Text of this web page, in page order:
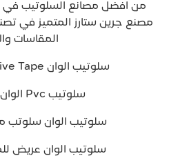
من افضل مصانع السلوتيب في
مصنع جرين ستارز المتميز في
المقاسات
سلوتيب الوان Colored Adhesive Tape
سلوتيب Pvc الوان بي في سي
سلوتيب الوان سلوتب
سلوتيب الوان عريض